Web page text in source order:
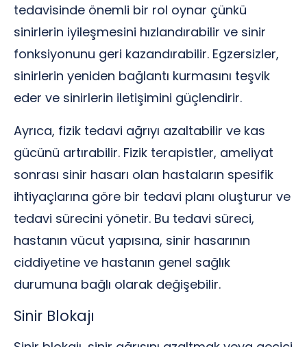
tedavisinde önemli bir rol oynar çünkü
sinirlerin iyileşmesini hızlandırabilir ve sinir
fonksiyonunu geri kazandırabilir. Egzersizler,
sinirlerin yeniden bağlantı kurmasını teşvik
eder ve sinirlerin iletişimini güçlendirir.
Ayrıca, fizik tedavi ağrıyı azaltabilir ve kas
gücünü artırabilir. Fizik terapistler, ameliyat
sonrası sinir hasarı olan hastaların spesifik
ihtiyaçlarına göre bir tedavi planı oluşturur ve
tedavi sürecini yönetir. Bu tedavi süreci,
hastanın vücut yapısına, sinir hasarının
ciddiyetine ve hastanın genel sağlık
durumuna bağlı olarak değişebilir.
Sinir Blokajı